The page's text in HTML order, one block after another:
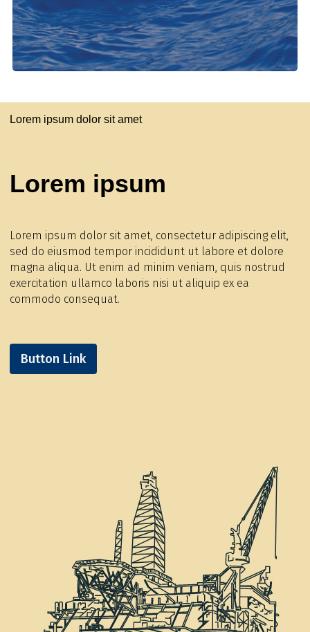
Lorem ipsum dolor sit amet
Lorem ipsum
Lorem ipsum dolor sit amet, consectetur adipiscing elit,
sed do eiusmod tempor incididunt ut labore et dolore
magna aliqua. Ut enim ad minim veniam, quis nostrud
exercitation ullamco laboris nisi ut aliquip ex ea
commodo consequat.
Button Link